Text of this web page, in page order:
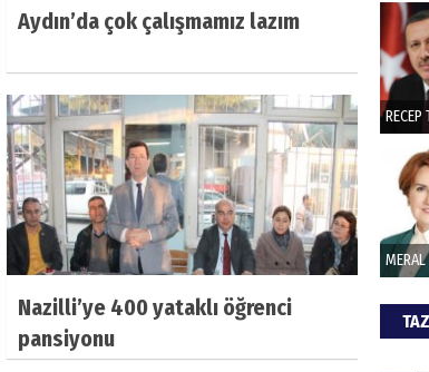
Aydın’da çok çalışmamız lazım
Nazilli’ye 400 yataklı öğrenci
pansiyonu
İade